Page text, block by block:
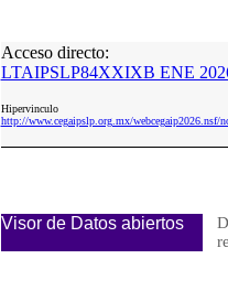
Acceso directo:
LTAIPSLP84XXIXB ENE
Hipervinculo
http://www.cegaipslp.org.mx/
Visor de Datos abiertos